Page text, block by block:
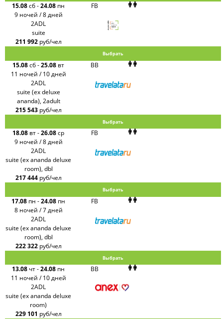
15.08сб-24.08 пн
9 ночей / 8 дней
FB
2ADL
suite
211 992 руб/чел
Выбрать
15.08сб-25.08 вт
11 ночей / 10 дней
BB
2ADL
suite (ex deluxe
ananda), 2adult
215 543 руб/чел
Выбрать
18.08 вт-26.08ср
9 ночей / 8 дней
FB
2ADL
suite (ex ananda deluxe
room), dbl
217 444 руб/чел
Выбрать
17.08 пн -24.08 пн
8 ночей / 7 дней
FB
2ADL
suite (ex ananda deluxe
room), dbl
222 322 руб/чел
Выбрать
13.08 чт-24.08 пн
11 ночей / 10 дней
BB
2ADL
suite (ex ananda deluxe
room)
229 101 руб/чел